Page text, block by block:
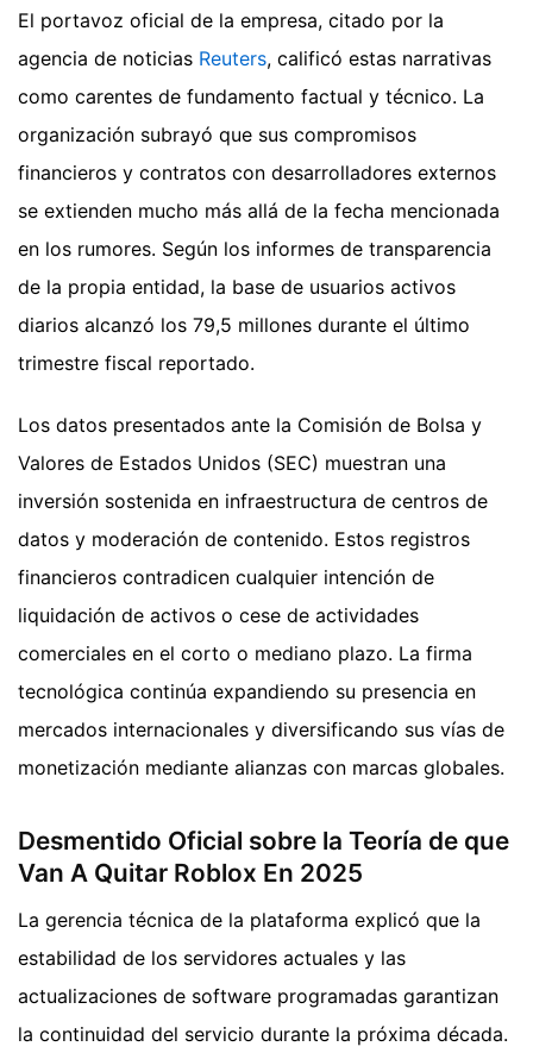
El portavoz oficial de la empresa, citado por la
agencia de noticias Reuters, calificó estas narrativas
como carentes de fundamento factual y técnico. La
organización subrayó que sus compromisos
financieros y contratos con desarrolladores externos
se extienden mucho más allá de la fecha mencionada
en los rumores. Según los informes de transparencia
de la propia entidad, la base de usuarios activos
diarios alcanzó los 79,5 millones durante el último
trimestre fiscal reportado.
Los datos presentados ante la Comisión de Bolsa y
Valores de Estados Unidos (SEC) muestran una
inversión sostenida en infraestructura de centros de
datos y moderación de contenido. Estos registros
financieros contradicen cualquier intención de
liquidación de activos o cese de actividades
comerciales en el corto o mediano plazo. La firma
tecnológica continúa expandiendo su presencia en
mercados internacionales y diversificando sus vías de
monetización mediante alianzas con marcas globales.
Desmentido Oficial sobre la Teoría de que
Van A Quitar Roblox En 2025
La gerencia técnica de la plataforma explicó que la
estabilidad de los servidores actuales y las
actualizaciones de software programadas garantizan
la continuidad del servicio durante la próxima década.